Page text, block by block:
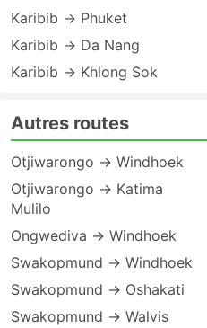
Karibib → Phuket
Karibib → Da Nang
Karibib → Khlong Sok
Autres routes
Otjiwarongo → Windhoek
Otjiwarongo → Katima
Mulilo
Ongwediva → Windhoek
Swakopmund → Windhoek
Swakopmund → Oshakati
Swakopmund → Walvis